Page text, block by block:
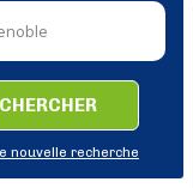
nouvelle recherche